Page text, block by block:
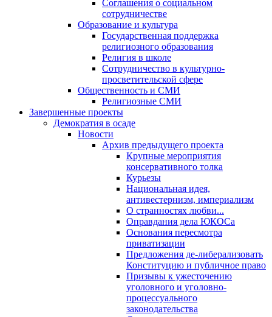
Соглашения о социальном
сотрудничестве
Образование и культура
Государственная поддержка
религиозного образования
Религия в школе
Сотрудничество в культурно-
просветительской сфере
Общественность и СМИ
Религиозные СМИ
Завершенные проекты
Демократия в осаде
Новости
Архив предыдущего проекта
Крупные мероприятия
консервативного толка
Курьезы
Национальная идея,
антивестернизм, империализм
О странностях любви...
Оправдания дела ЮКОСа
Основания пересмотра
приватизации
Предложения де-либерализовать
Конституцию и публичное право
Призывы к ужесточению
уголовного и уголовно-
процессуального
законодательства